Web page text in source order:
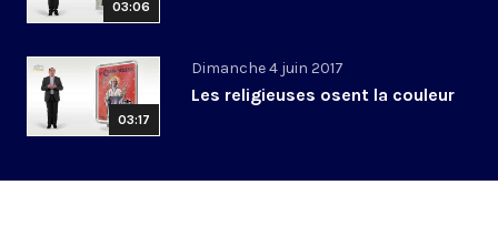
03:06
03:17
Dimanche 4 juin 2017
Les religieuses osent la couleur